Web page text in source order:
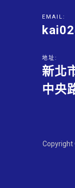
EMAIL:
地址:
新北
中央
Copyright